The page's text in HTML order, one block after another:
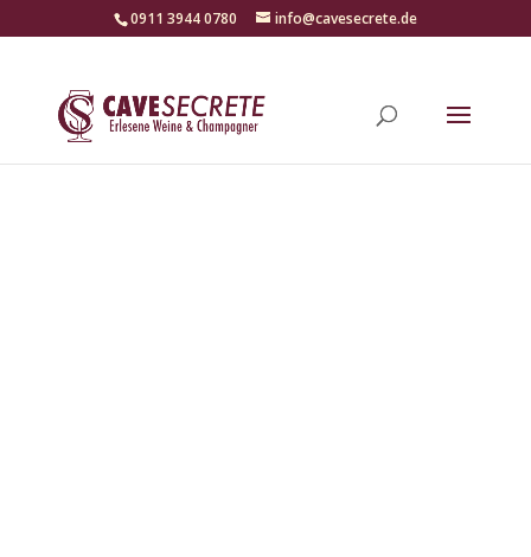
‭0911 3944 0780‬ info@cavesecrete.de
Cave Secrète - Erlesene Weine & Champagner